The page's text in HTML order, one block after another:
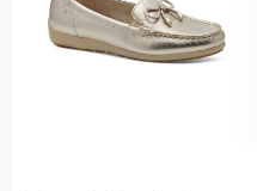
alkalmazkodik. Cipőjét
rendszeresen kezelje
folt- és nedvességvédő